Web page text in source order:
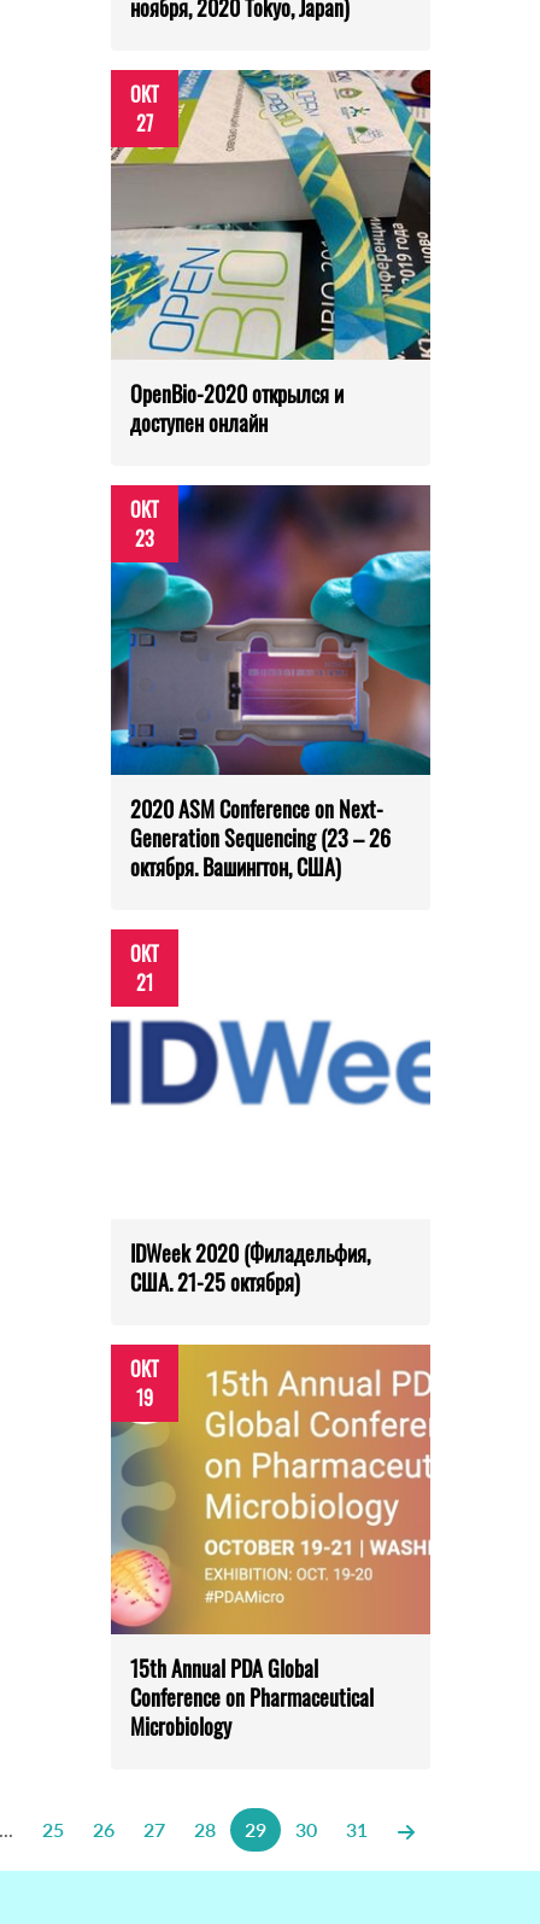
ноября, 2020 Tokyo, Japan)
ОКТ
27
OpenBio-2020 открылся и
доступен онлайн
ОКТ
23
2020 ASM Conference on Next-
Generation Sequencing (23 – 26
октября. Вашингтон, США)
ОКТ
21
IDWeek 2020 (Филадельфия,
США. 21-25 октября)
ОКТ
19
15th Annual PDA Global
Conference on Pharmaceutical
Microbiology
25 26 27 28 29 30 31